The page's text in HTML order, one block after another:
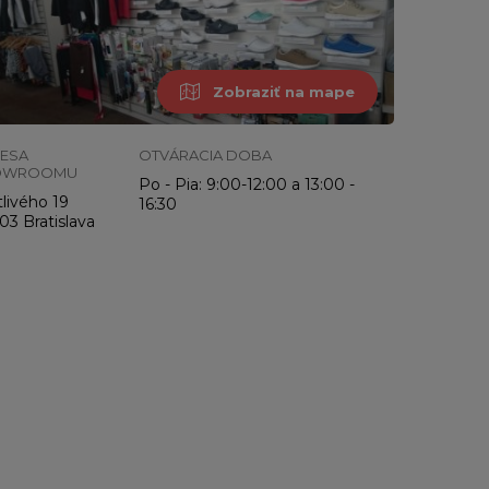
Zobraziť na mape
19
Bratislava
OTVÁRACIA DOBA
Po - Pia: 9:00-12:00 a 13:00 -
16:30